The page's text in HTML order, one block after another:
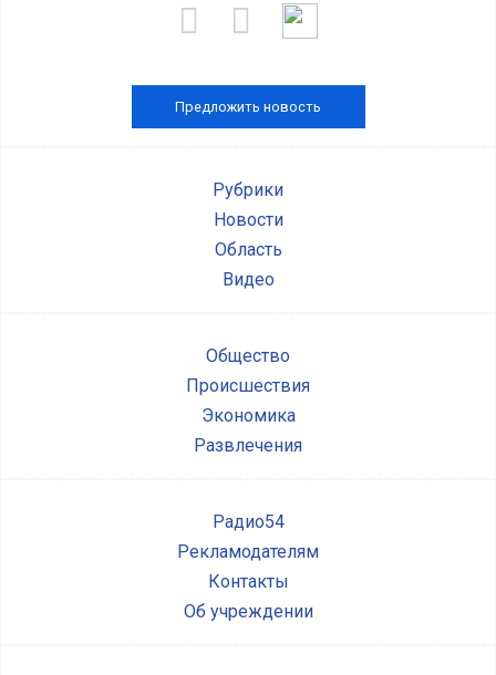
Предложить новость
Рубрики
Новости
Область
Видео
Общество
Происшествия
Экономика
Развлечения
Радио54
Рекламодателям
Контакты
Об учреждении